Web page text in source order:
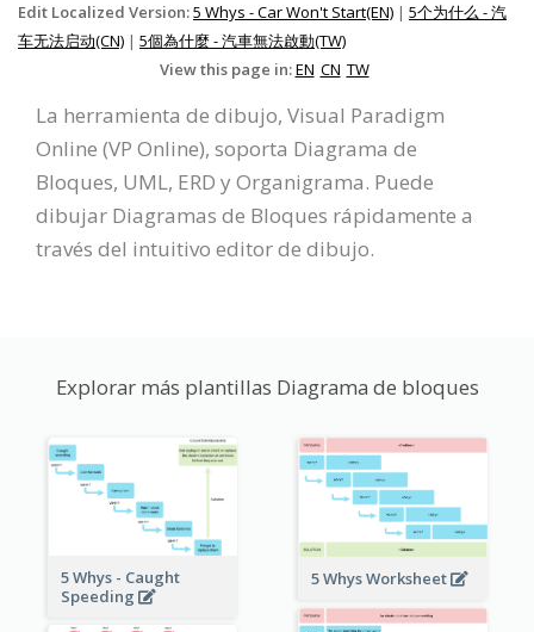
Edit Localized Version:5 Whys - Car Won't Start(EN) | 5个为什么 - 汽
车无法启动(CN) | 5個為什麼 - 汽車無法啟動(TW)
View this page in:EN CN TW
La herramienta de dibujo, Visual Paradigm
Online (VP Online), soporta Diagrama de
Bloques, UML, ERD y Organigrama. Puede
dibujar Diagramas de Bloques rápidamente a
través del intuitivo editor de dibujo.
Explorar más plantillas Diagrama de bloques
5 Whys - Caught
Speeding
5 Whys Worksheet